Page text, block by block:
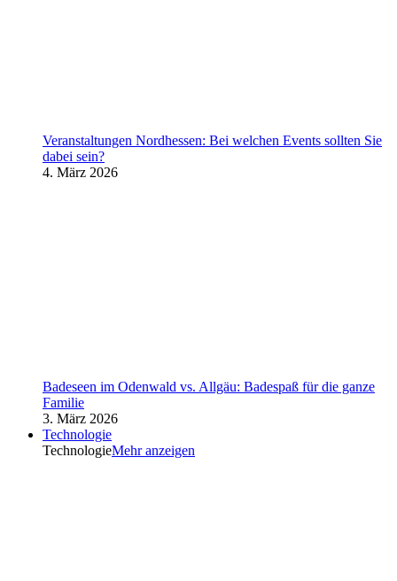
Veranstaltungen Nordhessen: Bei welchen Events sollten Sie
dabei sein?
4. März 2026
Badeseen im Odenwald vs. Allgäu: Badespaß für die ganze
Familie
3. März 2026
Technologie
TechnologieMehr anzeigen